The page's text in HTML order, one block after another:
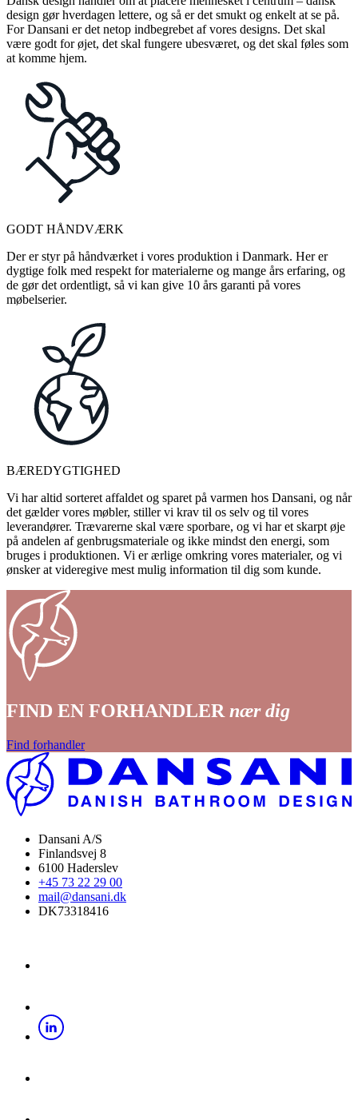
design gør hverdagen lettere, og så er det smukt og enkelt at se på.
For Dansani er det netop indbegrebet af vores designs. Det skal
være godt for øjet, det skal fungere ubesværet, og det skal føles som
at komme hjem.
GODT HÅNDVÆRK
Der er styr på håndværket i vores produktion i Danmark. Her er
dygtige folk med respekt for materialerne og mange års erfaring, og
de gør det ordentligt, så vi kan give 10 års garanti på vores
møbelserier.
BÆREDYGTIGHED
Vi har altid sorteret affaldet og sparet på varmen hos Dansani, og når
det gælder vores møbler, stiller vi krav til os selv og til vores
leverandører. Trævarerne skal være sporbare, og vi har et skarpt øje
på andelen af genbrugsmateriale og ikke mindst den energi, som
bruges i produktionen. Vi er ærlige omkring vores materialer, og vi
ønsker at videregive mest mulig information til dig som kunde.
FIND EN FORHANDLER nær dig
Find forhandler
Dansani A/S
Finlandsvej 8
6100 Haderslev
+45 73 22 29 00
mail@dansani.dk
DK73318416